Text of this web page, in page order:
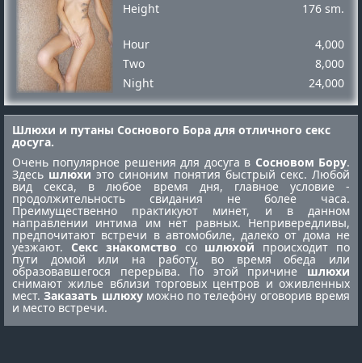
Height
176 sm.
Hour
4,000
Two
8,000
Night
24,000
Шлюхи и путаны Соснового Бора для отличного секс
досуга.
Очень популярное решения для досуга в Сосновом Бору.
Здесь шлюхиэто синоним понятия быстрый секс. Любой
вид секса, в любое время дня, главное условие -
продолжительность свидания не более часа.
Преимущественно практикуют минет, и в данном
направлении интима им нет равных. Непривередливы,
предпочитают встречи в автомобиле, далеко от дома не
уезжают. Секс знакомство со шлюхой происходит по
пути домой или на работу, во время обеда или
образовавшегося перерыва. По этой причине шлюхи
снимают жилье вблизи торговых центров и оживленных
мест.Заказать шлюхуможно по телефону оговорив время
и место встречи.